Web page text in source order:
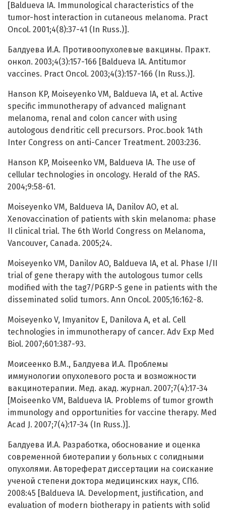
[Baldueva IA. Immunological characteristics of the
tumor-host interaction in cutaneous melanoma. Pract
Oncol. 2001;4(8):37-41 (In Russ.)].
Балдуева И.А. Противоопухолевые вакцины. Практ.
онкол. 2003;4(3):157-166 [Baldueva IA. Antitumor
vaccines. Pract Oncol. 2003;4(3):157-166 (In Russ.)].
Hanson KP, Moiseyenko VM, Baldueva IA, et al. Active
specific immunotherapy of advanced malignant
melanoma, renal and colon cancer with using
autologous dendritic cell precursors. Proc.book 14th
Inter Congress on anti-Cancer Treatment. 2003:236.
Hanson KP, Moiseenko VM, Baldueva IA. The use of
cellular technologies in oncology. Herald of the RAS.
2004;9:58-61.
Moiseyenko VM, Baldueva IA, Danilov AO, et al.
Xenovaccination of patients with skin melanoma: phase
II clinical trial. The 6th World Congress on Melanoma,
Vancouver, Canada. 2005;24.
Moiseyenko VM, Danilov AO, Baldueva IA, et al. Phase I/II
trial of gene therapy with the autologous tumor cells
modified with the tag7/PGRP-S gene in patients with the
disseminated solid tumors. Ann Oncol. 2005;16:162-8.
Moiseyenko V, Imyanitov E, Danilova A, et al. Cell
technologies in immunotherapy of cancer. Adv Exp Med
Biol. 2007;601:387-93.
Моисеенко В.М., Балдуева И.А. Проблемы
иммунологии опухолевого роста и возможности
вакцинотерапии. Мед. акад. журнал. 2007;7(4):17-34
[Moiseenko VM, Baldueva IA. Problems of tumor growth
immunology and opportunities for vaccine therapy. Med
Acad J. 2007;7(4):17-34 (In Russ.)].
Балдуева И.А. Разработка, обоснование и оценка
современной биотерапии у больных с солидными
опухолями. Автореферат диссертации на соискание
ученой степени доктора медицинских наук, СПб.
2008:45 [Baldueva IA. Development, justification, and
evaluation of modern biotherapy in patients with solid